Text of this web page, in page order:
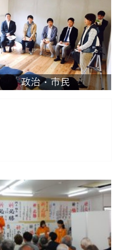
政治・市民